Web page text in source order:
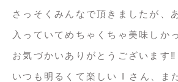
さっそくみんなで頂きましたが、
入っていてめちゃくちゃ美味しか
お気づかいありがとうございます‼️
いつも明るくて楽しい I さん、ま